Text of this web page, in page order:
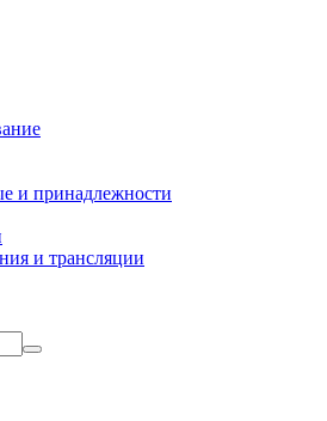
и принадлежности
и трансляции